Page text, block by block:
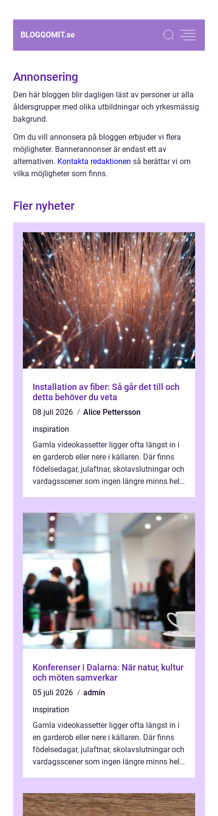
BLOGGOMIT.se
Annonsering
Den här bloggen blir dagligen läst av personer ur alla
åldersgrupper med olika utbildningar och yrkesmässig
bakgrund.
Om du vill annonsera på bloggen erbjuder vi flera
möjligheter. Bannerannonser är endast ett av
alternativen. Kontakta redaktionen så berättar vi om
vilka möjligheter som finns.
Fler nyheter
Installation av fiber: Så går det till och
detta behöver du veta
08 juli 2026
Alice Pettersson
inspiration
Gamla videokassetter ligger ofta längst in i
en garderob eller nere i källaren. Där finns
födelsedagar, julaftnar, skolavslutningar och
vardagsscener som ingen längre minns helt.
Konferenser i Dalarna: När natur, kultur
och möten samverkar
05 juli 2026
admin
inspiration
Gamla videokassetter ligger ofta längst in i
en garderob eller nere i källaren. Där finns
födelsedagar, julaftnar, skolavslutningar och
vardagsscener som ingen längre minns helt.